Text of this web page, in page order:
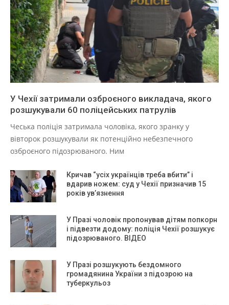
У Чехії затримали озброєного викладача, якого
розшукували 60 поліцейських патрулів
Чеська поліція затримала чоловіка, якого зранку у
вівторок розшукували як потенційно небезпечного
озброєного підозрюваного. Ним
Кричав “усіх українців треба вбити” і
вдарив ножем: суд у Чехії призначив 15
років ув’язнення
У Празі чоловік пропонував дітям попкорн
і підвезти додому: поліція Чехії розшукує
підозрюваного. ВІДЕО
У Празі розшукують бездомного
громадянина України з підозрою на
туберкульоз